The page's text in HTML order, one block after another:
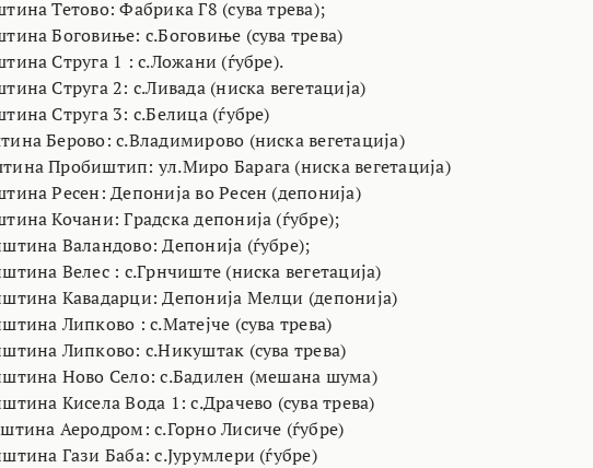
Тетово: Фабрика Г8 (сува трева);
Боговиње: с.Боговиње (сува трева)
Струга 1 : с.Ложани (ѓубре).
Струга 2: с.Ливада (ниска вегетација)
Струга 3: с.Белица (ѓубре)
Берово: с.Владимирово (ниска вегетација)
Пробиштип: ул.Миро Барага (ниска вегетација)
Ресен: Депонија во Ресен (депонија)
Кочани: Градска депонија (ѓубре);
Валандово: Депонија (ѓубре);
Велес : с.Грнчиште (ниска вегетација)
Кавадарци: Депонија Мелци (депонија)
Липково : с.Матејче (сува трева)
Липково: с.Никуштак (сува трева)
Ново Село: с.Бадилен (мешана шума)
Кисела Вода 1: с.Драчево (сува трева)
Аеродром: с.Горно Лисиче (ѓубре)
Гази Баба: с.Јурумлери (ѓубре)